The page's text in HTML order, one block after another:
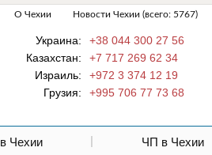
О Чехии Новости Чехии (всего: 5767)
Украина:
+38 044 300 27 56
Казахстан:
+7 717 269 62 34
Израиль:
+972 3 374 12 19
Грузия:
+995 706 77 73 68
Чехии ЧП в Чехии